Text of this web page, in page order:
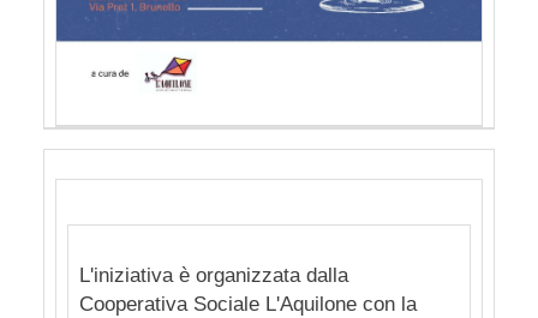
L'iniziativa è organizzata dalla
Cooperativa Sociale L'Aquilone con la